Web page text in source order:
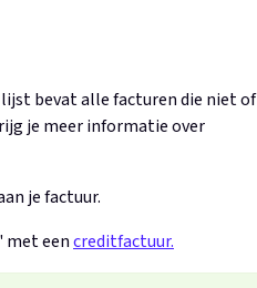
lijst bevat alle facturen die niet of
je meer informatie over
je factuur.
met eencreditfactuur.